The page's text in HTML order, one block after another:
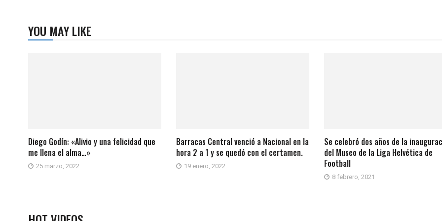
YOU MAY LIKE
Diego Godín: «Alivio y una felicidad que
me llena el alma…»
25 marzo, 2022
Barracas Central venció a Nacional en la
hora 2 a 1 y se quedó con el certamen.
19 enero, 2022
Se celebró dos años de la
del Museo de la Liga Helvética de
Football
8 febrero, 2021